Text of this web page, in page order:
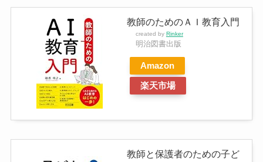
教師のためのＡＩ教育入門
created by Rinker
明治図書出版
Amazon
楽天市場
教師と保護者のための子ど